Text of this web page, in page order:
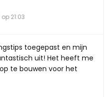
21:03
toegepast en mijn
uit! Het heeft me
te bouwen voor het